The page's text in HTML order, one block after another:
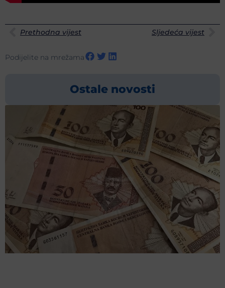
Prethodna vijest Sljedeća vijest
Podijelite na mrežama
Ostale novosti